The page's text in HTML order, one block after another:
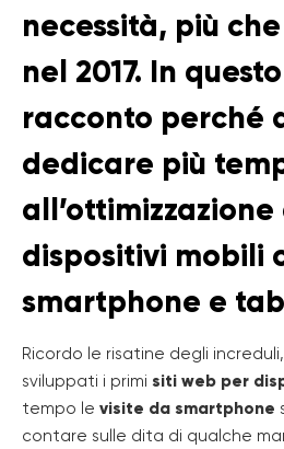
necessità, più
nel 2017. In
racconto perché
dedicare più
dispositivi mobili
smartphone e
Ricordo le risatine degli
sviluppati i primi siti web per
tempo le visite da smartphone
contare sulle dita di qualche